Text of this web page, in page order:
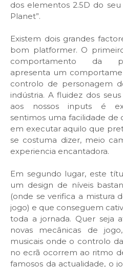
dos elementos 2.5D do
Planet”.
Existem dois grandes
bom platformer. O
comportamento da
apresenta um
controlo de personagem
indústria. A fluidez dos
aos nossos inputs é
sentimos uma facilidade
em executar aquilo que
se costuma dizer, meio
experiencia encantadora.
Em segundo lugar, este
um design de níveis
(onde se verifica a mistura
jogo) e que conseguem
toda a jornada. Quer seja
novas mecânicas de
musicais onde o controlo
no ecrã ocorrem ao ritmo
famosos da actualidade, o